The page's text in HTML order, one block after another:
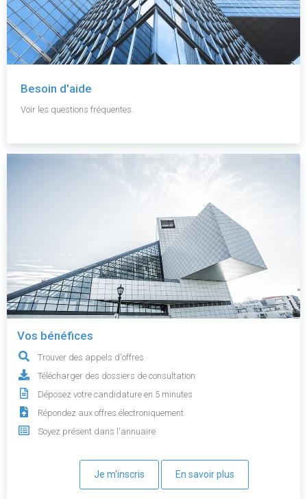
Besoin d'aide
Voir les questions fréquentes.
Vos bénéfices
Trouver des appels d'offres
Télécharger des dossiers de consultation
Déposez votre candidature en 5 minutes
Répondez aux offres électroniquement
Soyez présent dans l'annuaire
Je m'inscris En savoir plus